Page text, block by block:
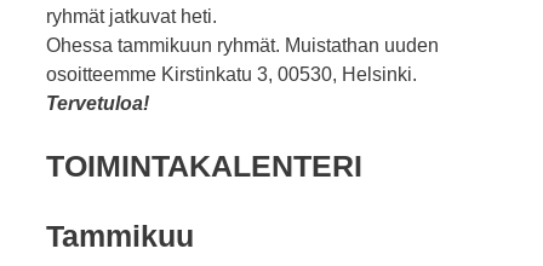
ryhmät jatkuvat heti.
Ohessa tammikuun ryhmät. Muistathan uuden
osoitteemme Kirstinkatu 3, 00530, Helsinki.
Tervetuloa!
TOIMINTAKALENTERI
Tammikuu